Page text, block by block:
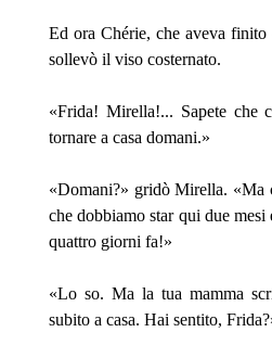
Ed ora Chérie, che aveva finito
sollevò il viso costernato.
«Frida! Mirella!... Sapete che
tornare a casa domani.»
«Domani?» gridò Mirella. «Ma
che dobbiamo star qui due
quattro giorni fa!»
«Lo so. Ma la tua mamma
subito a casa. Hai sentito,